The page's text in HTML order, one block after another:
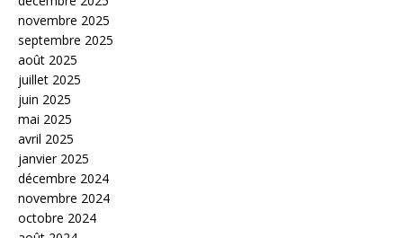
novembre 2025
septembre 2025
août 2025
juillet 2025
juin 2025
mai 2025
avril 2025
janvier 2025
décembre 2024
novembre 2024
octobre 2024